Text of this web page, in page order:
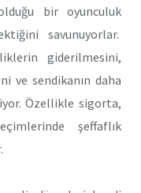
bir oyunculuk
savunuyorlar.
giderilmesini,
ve sendikanın daha
Özellikle sigorta,
şeffaflık